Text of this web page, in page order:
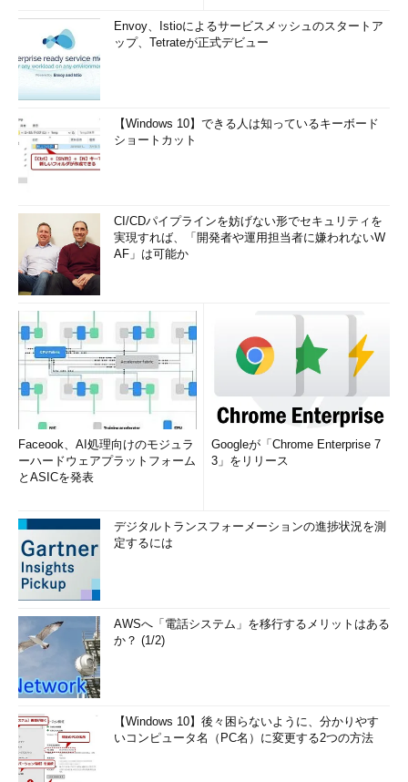
Envoy、Istioによるサービスメッシュのスタートア
ップ、Tetrateが正式デビュー
【Windows 10】できる人は知っているキーボード
ショートカット
CI/CDパイプラインを妨げない形でセキュリティを
実現すれば、「開発者や運用担当者に嫌われないW
AF」は可能か
Faceook、AI処理向けのモジュラ
ーハードウェアプラットフォーム
とASICを発表
Googleが「Chrome Enterprise 7
3」をリリース
デジタルトランスフォーメーションの進捗状況を測
定するには
AWSへ「電話システム」を移行するメリットはある
か？ (1/2)
【Windows 10】後々困らないように、分かりやす
いコンピュータ名（PC名）に変更する2つの方法